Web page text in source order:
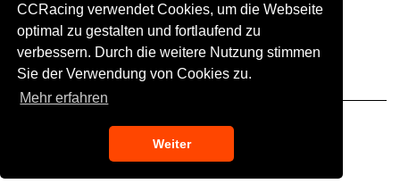
CCRacing verwendet Cookies, um die Webseite
optimal zu gestalten und fortlaufend zu
verbessern. Durch die weitere Nutzung stimmen
Sie der Verwendung von Cookies zu.
Mehr erfahren
Weiter
Tel: +41(0)44 820 30 20
© 2019 CC Racing. All rights reserved.